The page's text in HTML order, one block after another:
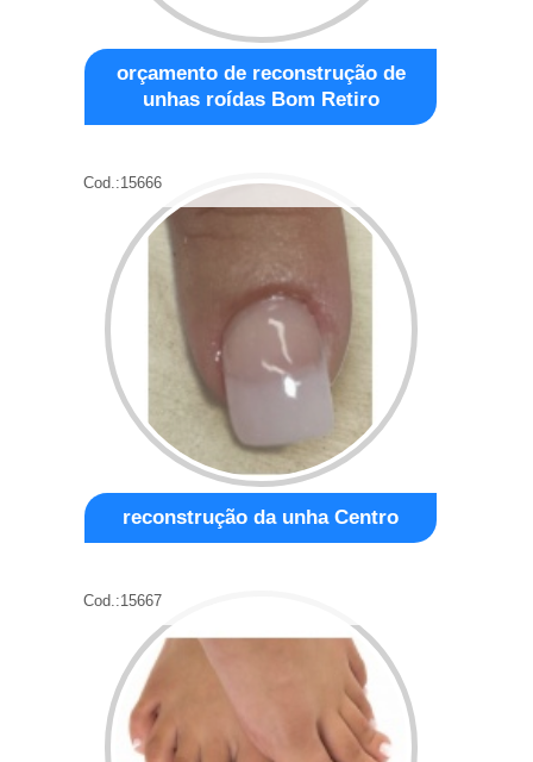
orçamento de reconstrução de
unhas roídas Bom Retiro
Cod.:15666
reconstrução da unha Centro
Cod.:15667